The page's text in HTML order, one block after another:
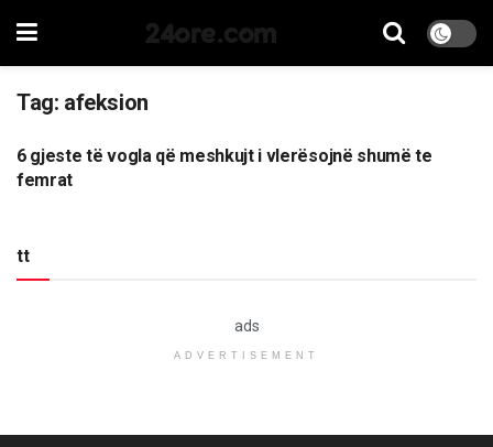
24ore.com
Tag: afeksion
FEMRA
6 gjeste të vogla që meshkujt i vlerësojnë shumë te
femrat
tt
ads
ADVERTISEMENT